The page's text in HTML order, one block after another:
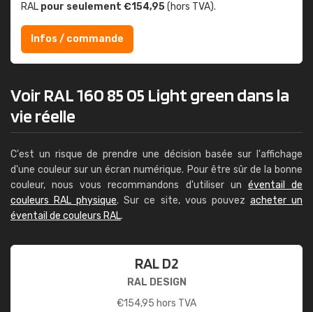
RAL pour seulement €154,95(hors TVA).
Infos / commande
Voir RAL 160 85 05 Light green dans la
vie réelle
C'est un risque de prendre une décision basée sur l'affichage
d'une couleur sur un écran numérique. Pour être sûr de la bonne
couleur, nous vous recommandons d'utiliser un éventail de
couleurs RAL physique. Sur ce site, vous pouvez acheter un
éventail de couleurs RAL.
RAL D2
RAL DESIGN
€154,95 hors TVA